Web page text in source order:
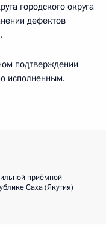
городского округа
дефектов
подтверждении
исполненным.
приёмной
Саха (Якутия)